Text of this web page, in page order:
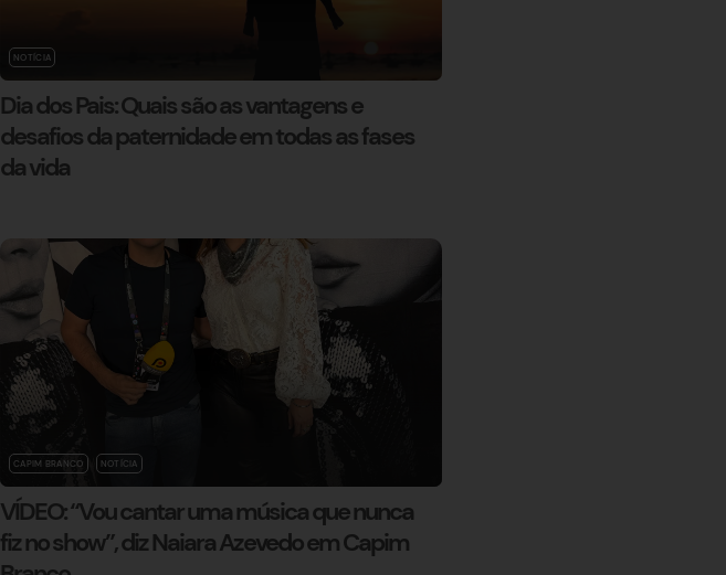
NOTÍCIA
Dia dos Pais: Quais são as vantagens e
desafios da paternidade em todas as fases
da vida
CAPIM BRANCO NOTÍCIA
VÍDEO: “Vou cantar uma música que nunca
fiz no show”, diz Naiara Azevedo em Capim